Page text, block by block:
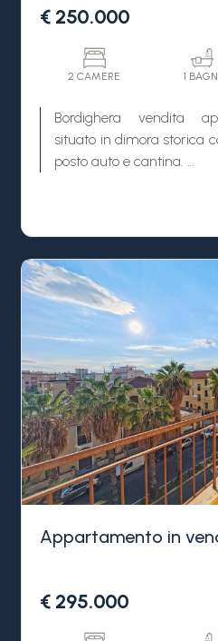
€ 250.000
2 CAMERE 1
Bordighera vendita
situato in dimora storica
posto auto e cantina.
storico di Bordighera
Situato in una storica
in poche unità
vendita è composto
terrazzo con
d'arrivo, camera
bagno al piano superiore
La facciata è stata
l'appartamento in
comprende una cantina
in cortile è acquistabile
Appartamento in
€ 295.000